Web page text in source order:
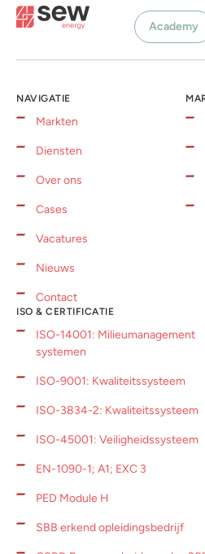
Academy
NAVIGATIE
Markten
Diensten
Over ons
Cases
Vacatures
Nieuws
Contact
ISO & CERTIFICATIE
ISO-14001: Milieumanagement
systemen
ISO-9001: Kwaliteitssysteem
ISO-3834-2: Kwaliteitssysteem
ISO-45001: Veiligheidssysteem
EN-1090-1; A1; EXC 3
PED Module H
SBB erkend opleidingsbedrijf